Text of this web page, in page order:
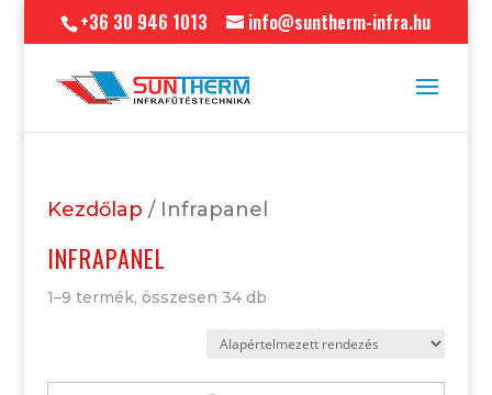
+36 30 946 1013 info@suntherm-infra.hu
Kezdőlap / Infrapanel
INFRAPANEL
1–9 termék, összesen 34 db